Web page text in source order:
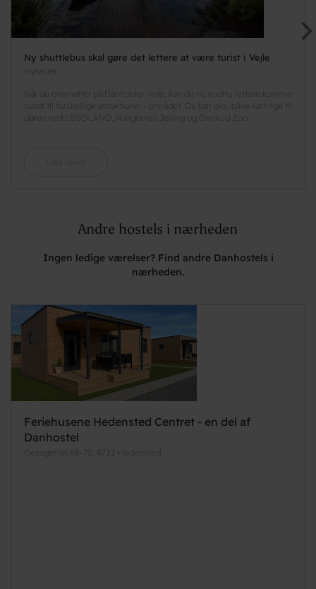
Ny shuttlebus skal gøre det lettere at være turist i Vejle
Nyheder
Når du overnatter på Danhostel Vejle, kan du nu endnu lettere komme
rundt til forskellige attraktioner i området. Du kan eks. blive kørt lige til
døren ved LEGOLAND, Kongernes Jelling og Givskud Zoo.
Andre hostels i nærheden
Ingen ledige værelser? Find andre Danhostels i
nærheden.
Feriehusene Hedensted Centret - en del af
Danhostel
Gesagervej 68-70, 8722 Hedensted